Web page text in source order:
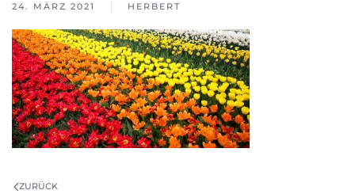
24. MÄRZ 2021 HERBERT
ZURÜCK